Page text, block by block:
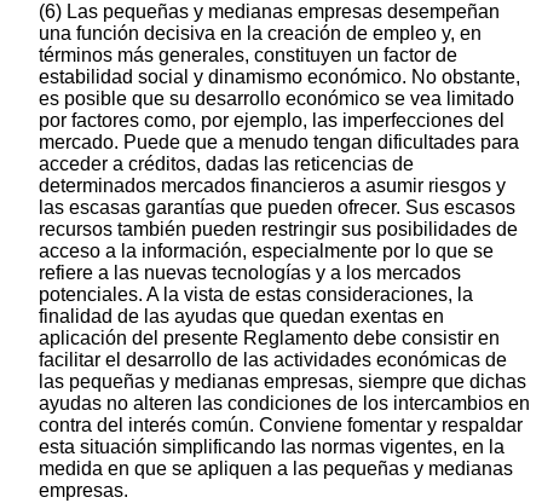
(6) Las pequeñas y medianas empresas desempeñan
una función decisiva en la creación de empleo y, en
términos más generales, constituyen un factor de
estabilidad social y dinamismo económico. No obstante,
es posible que su desarrollo económico se vea limitado
por factores como, por ejemplo, las imperfecciones del
mercado. Puede que a menudo tengan dificultades para
acceder a créditos, dadas las reticencias de
determinados mercados financieros a asumir riesgos y
las escasas garantías que pueden ofrecer. Sus escasos
recursos también pueden restringir sus posibilidades de
acceso a la información, especialmente por lo que se
refiere a las nuevas tecnologías y a los mercados
potenciales. A la vista de estas consideraciones, la
finalidad de las ayudas que quedan exentas en
aplicación del presente Reglamento debe consistir en
facilitar el desarrollo de las actividades económicas de
las pequeñas y medianas empresas, siempre que dichas
ayudas no alteren las condiciones de los intercambios en
contra del interés común. Conviene fomentar y respaldar
esta situación simplificando las normas vigentes, en la
medida en que se apliquen a las pequeñas y medianas
empresas.